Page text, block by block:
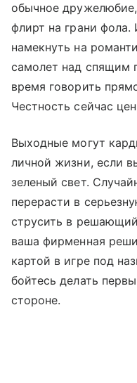
обычное
флирт на грани
намекнуть на
самолет над спящим
время говорить
Честность сейчас
Выходные могут
личной жизни, если
зеленый свет.
перерасти в
струсить в
ваша фирменная
картой в игре под
бойтесь делать
стороне.